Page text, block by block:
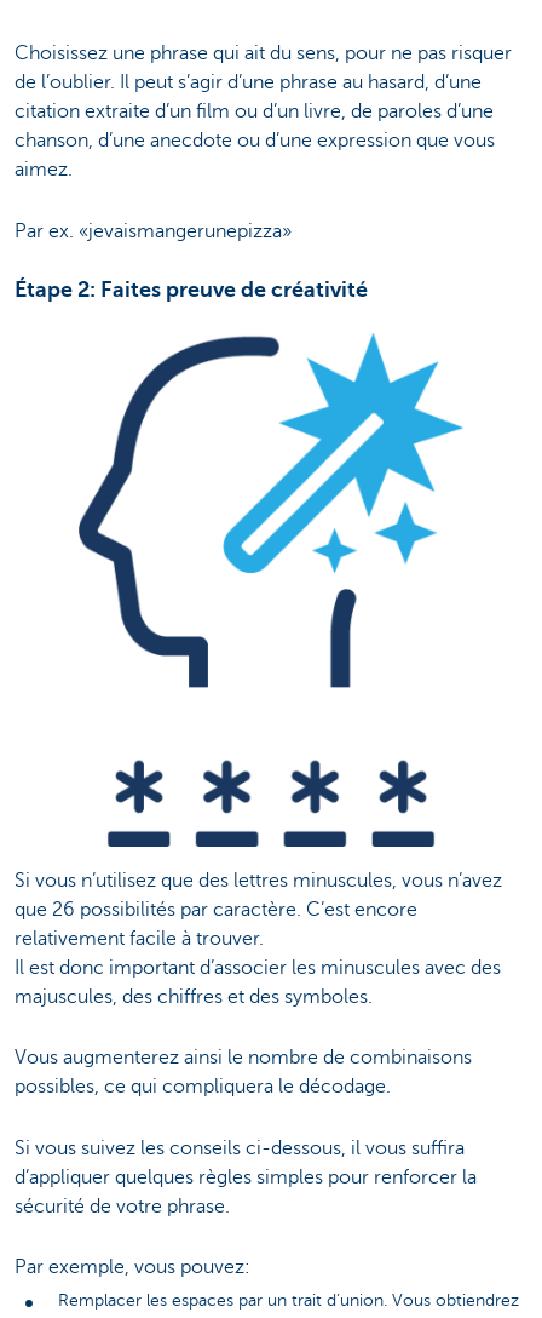
Choisissez une phrase qui ait du sens, pour ne pas risquer
de l’oublier. Il peut s’agir d’une phrase au hasard, d’une
citation extraite d’un film ou d’un livre, de paroles d’une
chanson, d’une anecdote ou d’une expression que vous
aimez.
Par ex. «jevaismangerunepizza»
Étape 2: Faites preuve de créativité
Si vous n’utilisez que des lettres minuscules, vous n’avez
que 26 possibilités par caractère. C’est encore
relativement facile à trouver.
Il est donc important d’associer les minuscules avec des
majuscules, des chiffres et des symboles.
Vous augmenterez ainsi le nombre de combinaisons
possibles, ce qui compliquera le décodage.
Si vous suivez les conseils ci-dessous, il vous suffira
d’appliquer quelques règles simples pour renforcer la
sécurité de votre phrase.
Par exemple, vous pouvez:
Remplacer les espaces par un trait d’union. Vous obtiendrez